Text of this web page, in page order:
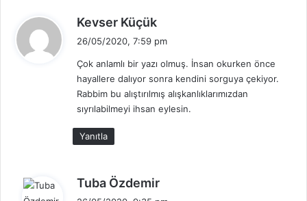
Kevser Küçük
k
i
:
26/05/2020, 7:59 pm
Çok anlamlı bir yazı olmuş. İnsan okurken önce
hayallere dalıyor sonra kendini sorguya çekiyor.
Rabbim bu alıştırılmış alışkanlıklarımızdan
sıyrılabilmeyi ihsan eylesin.
Yanıtla
Tuba Özdemir